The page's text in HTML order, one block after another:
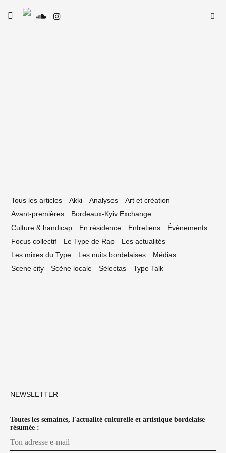
Skip
toggle
Tous les articles Akki Analyses
Art et création
Avant-premières
Bordeaux-Kyiv Exchange
Culture & handicap
En résidence Entretiens
Événements
Focus collectif
Le Type de Rap
Les actualités
Les mixes du Type
Les nuits bordelaises
Médias
Scene city
Scène locale Sélectas Type Talk
NEWSLETTER
Toutes les semaines, l'actualité culturelle et artistique bordelaise
résumée :